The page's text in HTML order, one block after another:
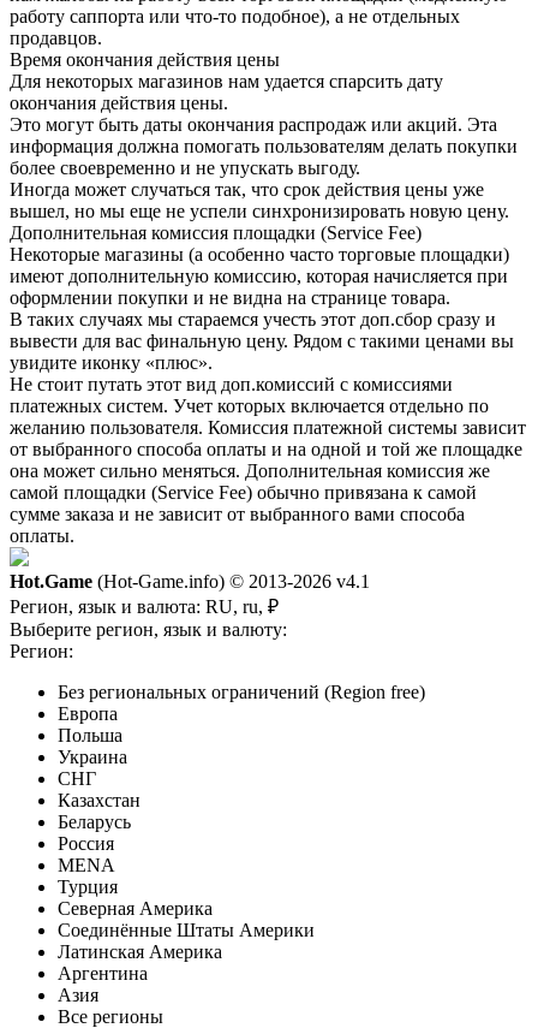
работу саппорта или что-то подобное), а не отдельных
продавцов.
Время окончания действия цены
Для некоторых магазинов нам удается спарсить дату
окончания действия цены.
Это могут быть даты окончания распродаж или акций. Эта
информация должна помогать пользователям делать покупки
более своевременно и не упускать выгоду.
Иногда может случаться так, что срок действия цены уже
вышел, но мы еще не успели синхронизировать новую цену.
Дополнительная комиссия площадки (Service Fee)
Некоторые магазины (а особенно часто торговые площадки)
имеют дополнительную комиссию, которая начисляется при
оформлении покупки и не видна на странице товара.
В таких случаях мы стараемся учесть этот доп.сбор сразу и
вывести для вас финальную цену. Рядом с такими ценами вы
увидите иконку «плюс».
Не стоит путать этот вид доп.комиссий с комиссиями
платежных систем. Учет которых включается отдельно по
желанию пользователя. Комиссия платежной системы зависит
от выбранного способа оплаты и на одной и той же площадке
она может сильно меняться. Дополнительная комиссия же
самой площадки (Service Fee) обычно привязана к самой
сумме заказа и не зависит от выбранного вами способа
оплаты.
Hot.Game (Hot-Game.info) © 2013-2026 v4.1
Регион, язык и валюта: RU, ru, ₽
Выберите регион, язык и валюту:
Регион:
Без региональных ограничений (Region free)
Европа
Польша
Украина
СНГ
Казахстан
Беларусь
Россия
MENA
Турция
Северная Америка
Соединённые Штаты Америки
Латинская Америка
Аргентина
Азия
Все регионы